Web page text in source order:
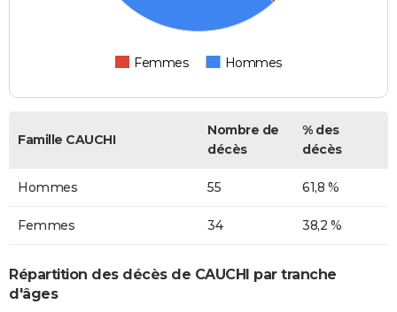
Femmes Hommes
Famille CAUCHI
Nombre de
décès
% des
décès
Hommes 55 61,8 %
Femmes 34 38,2 %
Répartition des décès de CAUCHI par tranche
d'âges